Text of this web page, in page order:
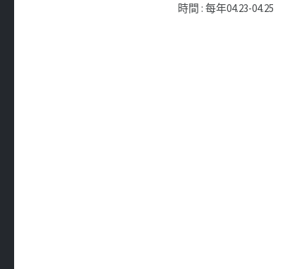
時間 : 每年04.23-04.25